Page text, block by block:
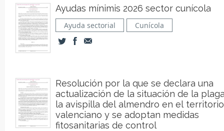
Ayudas mínimis 2026 sector cunícola
Ayuda sectorial Cunícola
Resolución por la que se declara una
actualización de la situación de la
la avispilla del almendro en el territorio
valenciano y se adoptan medidas
fitosanitarias de control